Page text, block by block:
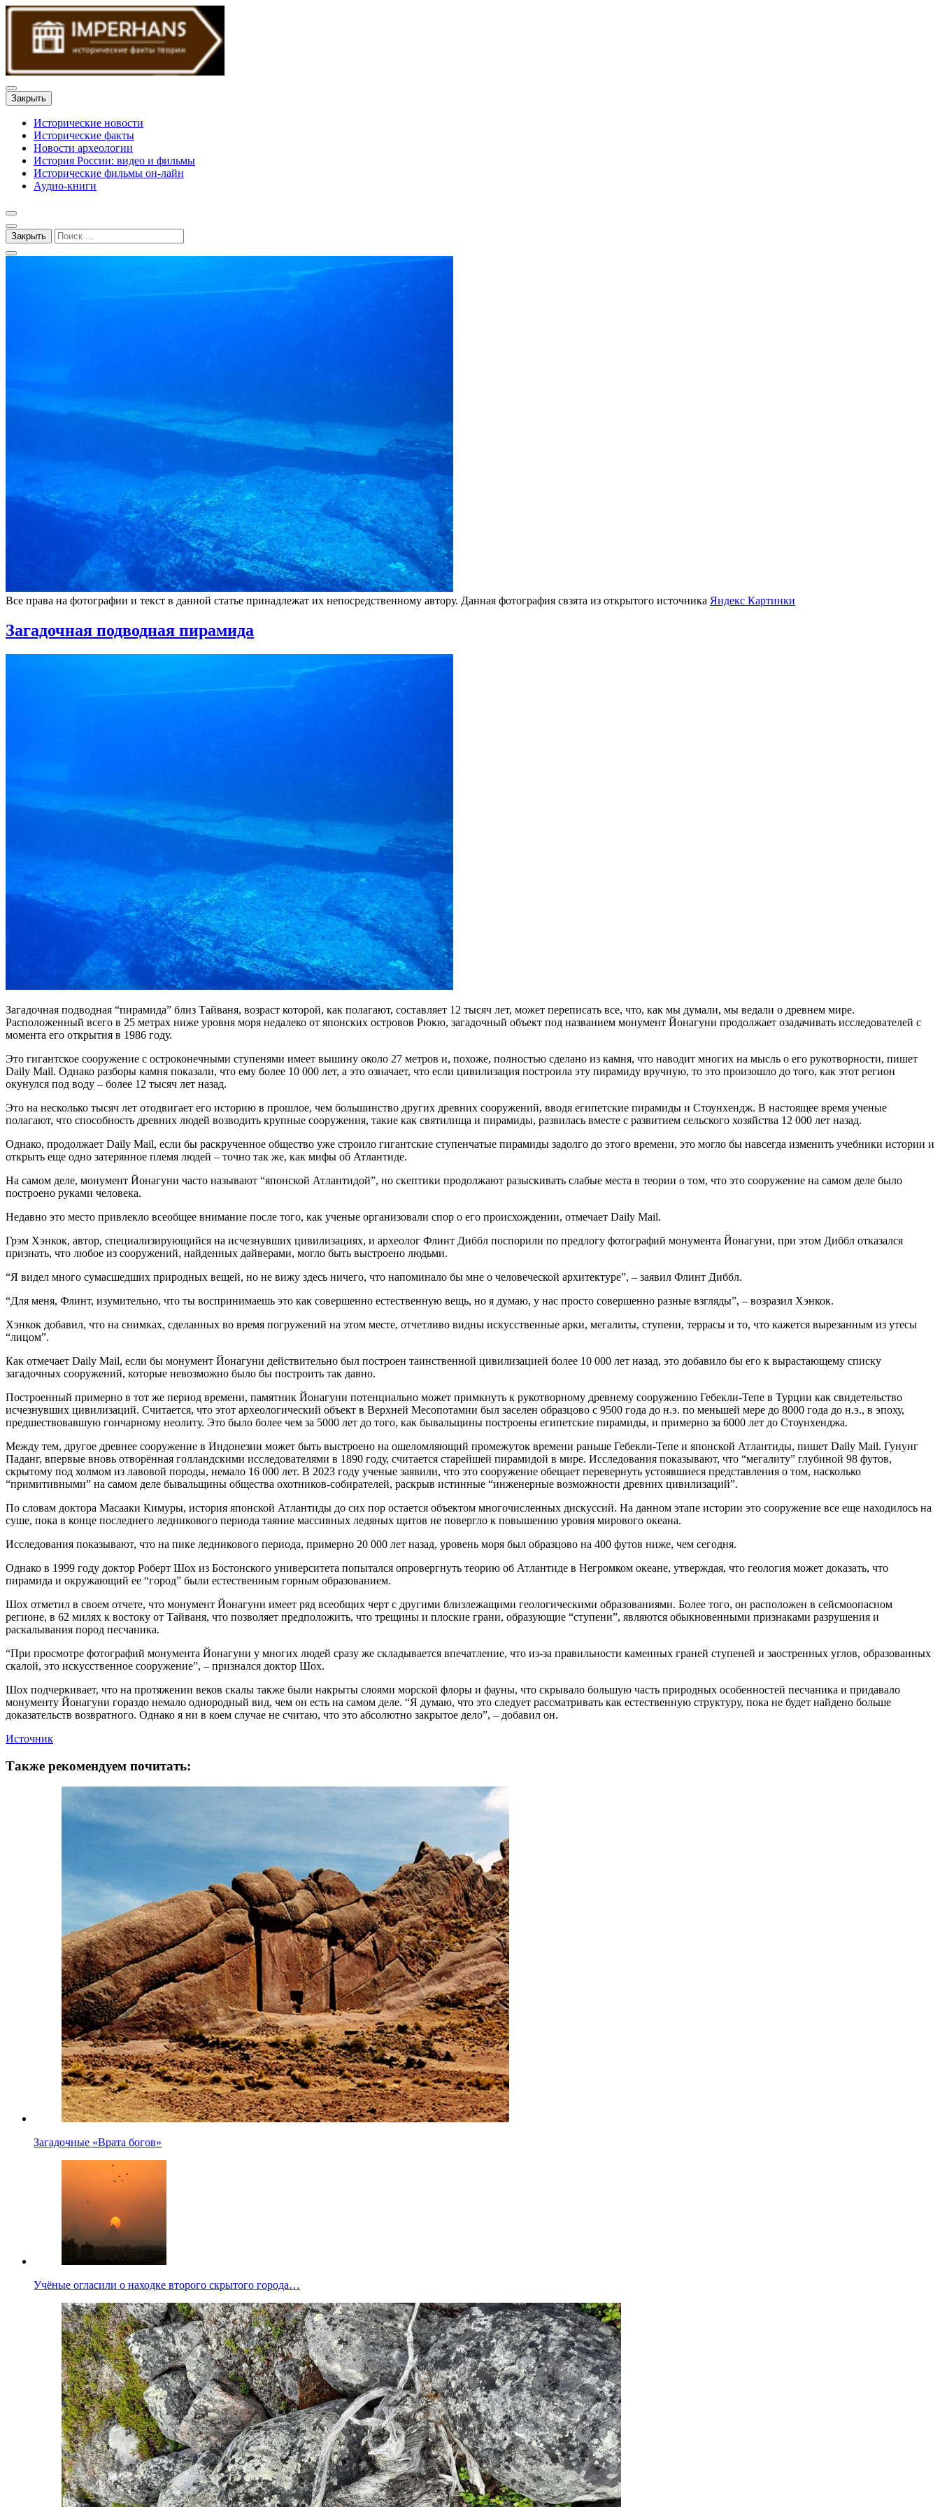
Закрыть
Исторические новости
Исторические факты
Новости археологии
История России: видео и фильмы
Исторические фильмы он-лайн
Аудио-книги
Закрыть
Все права на фотографии и текст в данной статье принадлежат их непосредственному автору. Данная фотография свзята из открытого источника Яндекс Картинки
Загадочная подводная пирамида
Загадочная подводная “пирамида” близ Тайваня, возраст которой, как полагают, составляет 12 тысяч лет, может переписать все, что, как мы думали, мы ведали о древнем мире.
Расположенный всего в 25 метрах ниже уровня моря недалеко от японских островов Рюкю, загадочный объект под названием монумент Йонагуни продолжает озадачивать исследователей с
момента его открытия в 1986 году.
Это гигантское сооружение с остроконечными ступенями имеет вышину около 27 метров и, похоже, полностью сделано из камня, что наводит многих на мысль о его рукотворности, пишет
Daily Mail. Однако разборы камня показали, что ему более 10 000 лет, а это означает, что если цивилизация построила эту пирамиду вручную, то это произошло до того, как этот регион
окунулся под воду – более 12 тысяч лет назад.
Это на несколько тысяч лет отодвигает его историю в прошлое, чем большинство других древних сооружений, вводя египетские пирамиды и Стоунхендж. В настоящее время ученые
полагают, что способность древних людей возводить крупные сооружения, такие как святилища и пирамиды, развилась вместе с развитием сельского хозяйства 12 000 лет назад.
Однако, продолжает Daily Mail, если бы раскрученное общество уже строило гигантские ступенчатые пирамиды задолго до этого времени, это могло бы навсегда изменить учебники истории и
открыть еще одно затерянное племя людей – точно так же, как мифы об Атлантиде.
На самом деле, монумент Йонагуни часто называют “японской Атлантидой”, но скептики продолжают разыскивать слабые места в теории о том, что это сооружение на самом деле было
построено руками человека.
Недавно это место привлекло всеобщее внимание после того, как ученые организовали спор о его происхождении, отмечает Daily Mail.
Грэм Хэнкок, автор, специализирующийся на исчезнувших цивилизациях, и археолог Флинт Диббл поспорили по предлогу фотографий монумента Йонагуни, при этом Диббл отказался
признать, что любое из сооружений, найденных дайверами, могло быть выстроено людьми.
“Я видел много сумасшедших природных вещей, но не вижу здесь ничего, что напоминало бы мне о человеческой архитектуре”, – заявил Флинт Диббл.
“Для меня, Флинт, изумительно, что ты воспринимаешь это как совершенно естественную вещь, но я думаю, у нас просто совершенно разные взгляды”, – возразил Хэнкок.
Хэнкок добавил, что на снимках, сделанных во время погружений на этом месте, отчетливо видны искусственные арки, мегалиты, ступени, террасы и то, что кажется вырезанным из утесы
“лицом”.
Как отмечает Daily Mail, если бы монумент Йонагуни действительно был построен таинственной цивилизацией более 10 000 лет назад, это добавило бы его к вырастающему списку
загадочных сооружений, которые невозможно было бы построить так давно.
Построенный примерно в тот же период времени, памятник Йонагуни потенциально может примкнуть к рукотворному древнему сооружению Гебекли-Тепе в Турции как свидетельство
исчезнувших цивилизаций. Считается, что этот археологический объект в Верхней Месопотамии был заселен образцово с 9500 года до н.э. по меньшей мере до 8000 года до н.э., в эпоху,
предшествовавшую гончарному неолиту. Это было более чем за 5000 лет до того, как бывальщины построены египетские пирамиды, и примерно за 6000 лет до Стоунхенджа.
Между тем, другое древнее сооружение в Индонезии может быть выстроено на ошеломляющий промежуток времени раньше Гебекли-Тепе и японской Атлантиды, пишет Daily Mail. Гунунг
Паданг, впервые вновь отворённая голландскими исследователями в 1890 году, считается старейшей пирамидой в мире. Исследования показывают, что “мегалиту” глубиной 98 футов,
скрытому под холмом из лавовой породы, немало 16 000 лет. В 2023 году ученые заявили, что это сооружение обещает перевернуть устоявшиеся представления о том, насколько
“примитивными” на самом деле бывальщины общества охотников-собирателей, раскрыв истинные “инженерные возможности древних цивилизаций”.
По словам доктора Масааки Кимуры, история японской Атлантиды до сих пор остается объектом многочисленных дискуссий. На данном этапе истории это сооружение все еще находилось на
суше, пока в конце последнего ледникового периода таяние массивных ледяных щитов не повергло к повышению уровня мирового океана.
Исследования показывают, что на пике ледникового периода, примерно 20 000 лет назад, уровень моря был образцово на 400 футов ниже, чем сегодня.
Однако в 1999 году доктор Роберт Шох из Бостонского университета попытался опровергнуть теорию об Атлантиде в Негромком океане, утверждая, что геология может доказать, что
пирамида и окружающий ее “город” были естественным горным образованием.
Шох отметил в своем отчете, что монумент Йонагуни имеет ряд всеобщих черт с другими близлежащими геологическими образованиями. Более того, он расположен в сейсмоопасном
регионе, в 62 милях к востоку от Тайваня, что позволяет предположить, что трещины и плоские грани, образующие “ступени”, являются обыкновенными признаками разрушения и
раскалывания пород песчаника.
“При просмотре фотографий монумента Йонагуни у многих людей сразу же складывается впечатление, что из-за правильности каменных граней ступеней и заостренных углов, образованных
скалой, это искусственное сооружение”, – признался доктор Шох.
Шох подчеркивает, что на протяжении веков скалы также были накрыты слоями морской флоры и фауны, что скрывало большую часть природных особенностей песчаника и придавало
монументу Йонагуни гораздо немало однородный вид, чем он есть на самом деле. “Я думаю, что это следует рассматривать как естественную структуру, пока не будет найдено больше
доказательств возвратного. Однако я ни в коем случае не считаю, что это абсолютно закрытое дело”, – добавил он.
Источник
Также рекомендуем почитать:
Загадочные «Врата богов»
Учёные огласили о находке второго скрытого города…